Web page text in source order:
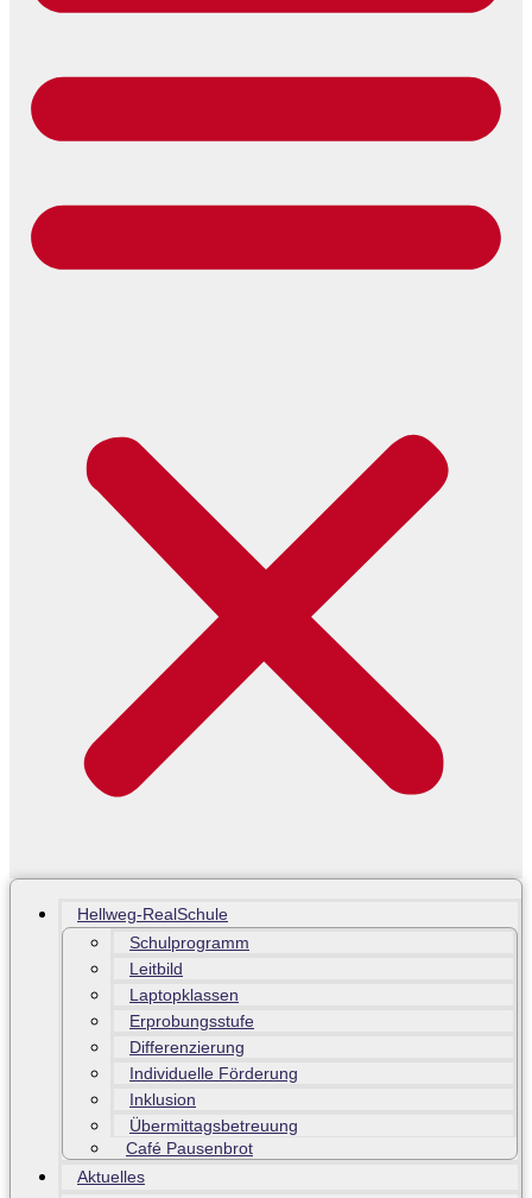
Hellweg-RealSchule
Schulprogramm
Leitbild
Laptopklassen
Erprobungsstufe
Differenzierung
Individuelle Förderung
Inklusion
Übermittagsbetreuung
Café Pausenbrot
Aktuelles